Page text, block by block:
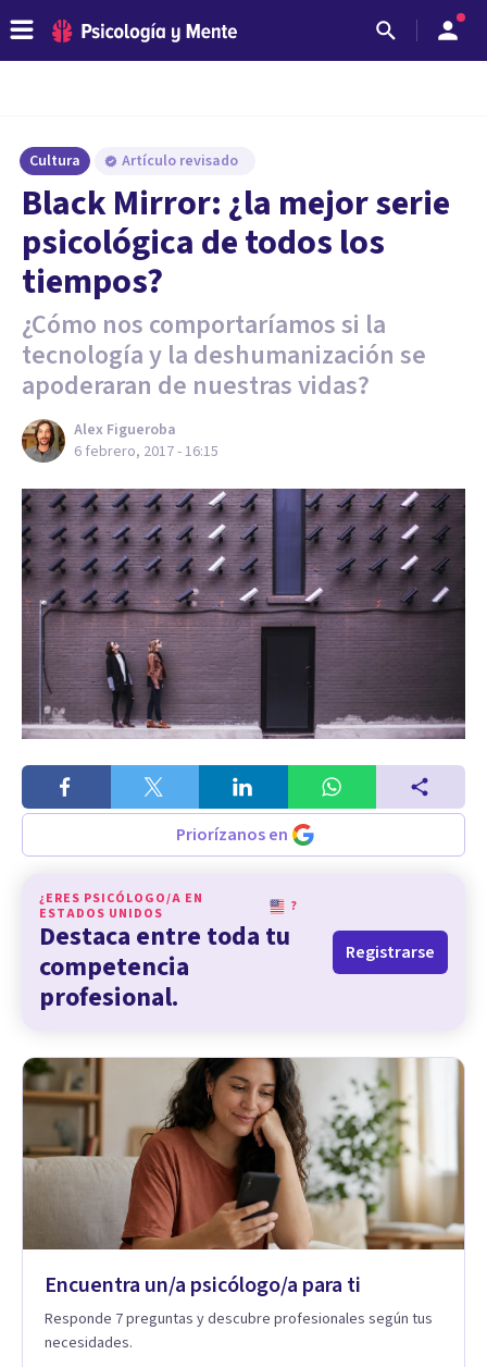
Cultura Artículo revisado
Black Mirror: ¿la mejor serie
psicológica de todos los
tiempos?
¿Cómo nos comportaríamos si la
tecnología y la deshumanización se
apoderaran de nuestras vidas?
Alex Figueroba
6 febrero, 2017 - 16:15
Priorízanos en
¿ERES PSICÓLOGO/A EN
ESTADOS UNIDOS
?
Destaca entre toda tu
competencia
profesional.
Registrarse
Encuentra un/a psicólogo/a para ti
Responde 7 preguntas y descubre profesionales según tus
necesidades.